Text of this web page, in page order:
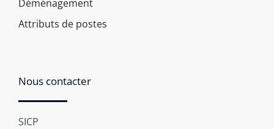
Déménagement
Attributs de postes
Nous contacter
SICP